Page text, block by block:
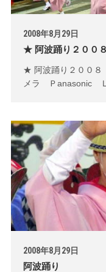
2008年8月29日
★ 阿波踊り２０
★ 阿波踊り２００
メラ Ｐanasonic
2008年8月29日
阿波踊り